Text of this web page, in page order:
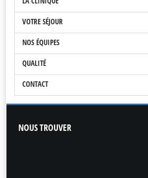
VOTRE SÉJOUR
NOS ÉQUIPES
QUALITÉ
CONTACT
NOUSTROUVER